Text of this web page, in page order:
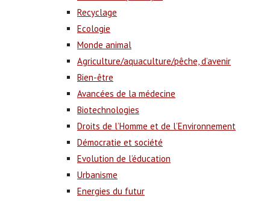
Recyclage
Ecologie
Monde animal
Agriculture/aquaculture/pêche, d’avenir
Bien-être
Avancées de la médecine
Biotechnologies
Droits de l’Homme et de l’Environnement
Démocratie et société
Evolution de l’éducation
Urbanisme
Energies du futur